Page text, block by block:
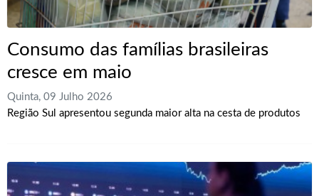
Consumo das famílias brasileiras
cresce em maio
Quinta, 09 Julho 2026
Região Sul apresentou segunda maior alta na cesta de produtos